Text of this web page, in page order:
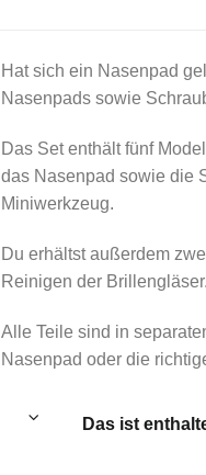
Hat sich ein Nasenpad
Nasenpads sowie
Das Set enthält fünf
das Nasenpad sowie die
Miniwerkzeug.
Du erhältst außerdem
Reinigen der Brillengläser.
Alle Teile sind in
Nasenpad oder die
Das ist